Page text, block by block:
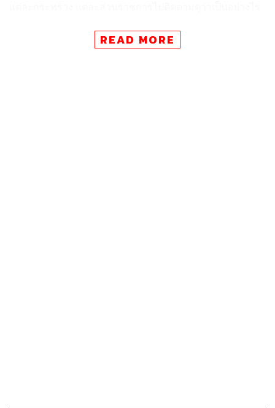
นายกรัฐมนตรี กล่าวด้วยว่า ก่อนหน้านี้เคยมีผลการศึกษาว่า
ประเทศไทยติดอันดับคอร์รัปชัน และมีความน่าเชื่อถืออยู่อัน
READ MORE